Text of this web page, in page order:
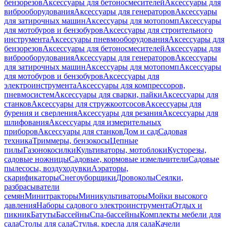
бензорезовАксессуары для бетоносмесителейАксессуары для
виброоборудованияАксессуары для генераторовАксессуары
для затирочных машинАксессуары для мотопомпАксессуары
для мотобуров и бензобуровАксессуары для строительного
инструментаАксессуары пневмооборудованияАксессуары для
бензорезовАксессуары для бетоносмесителейАксессуары для
виброоборудованияАксессуары для генераторовАксессуары
для затирочных машинАксессуары для мотопомпАксессуары
для мотобуров и бензобуровАксессуары для
электроинструментаАксессуары для компрессоров,
пневмосистемАксессуары для сварки, пайкиАксессуары для
станковАксессуары для стружкоотсосовАксессуары для
бурения и сверленияАксессуары для резанияАксессуары для
шлифованияАксессуары для измерительных
приборовАксессуары для станковДом и садСадовая
техникаТриммеры, бензокосыЦепные
пилыГазонокосилкиКультиваторы, мотоблокиКусторезы,
садовые ножницыСадовые, кормовые измельчителиСадовые
пылесосы, воздуходувкиАэраторы,
скарификаторыСнегоуборщикиДровоколыСеялки,
разбрасыватели
семянМинитракторыМиникультиваторыМойки высокого
давленияНаборы садового электроинструментаОтдых и
пикникБатутыБассейныСпа-бассейныКомплекты мебели для
садаСтолы для садаСтулья, кресла для садаКачели